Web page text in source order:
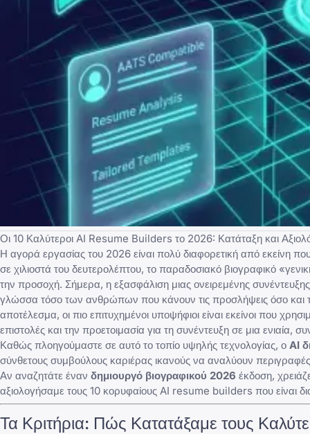
Οι 10 Καλύτεροι AI Resume Builders το 2026: Κατάταξη και
Η αγορά εργασίας του 2026 είναι πολύ διαφορετική από εκείνη
σε χιλιοστά του δευτερολέπτου, το παραδοσιακό βιογραφικό
την προσοχή. Σήμερα, η εξασφάλιση μιας ονειρεμένης
γλώσσα τόσο των ανθρώπων που κάνουν τις προσλήψεις όσο
αποτέλεσμα, οι πιο επιτυχημένοι υποψήφιοι είναι εκείνοι που
επιστολές και την προετοιμασία για τη συνέντευξη σε μια ενιαία,
Καθώς πλοηγούμαστε σε αυτό το τοπίο υψηλής τεχνολογίας, ο AI
σύνθετους συμβούλους καριέρας ικανούς να αναλύουν
Αν αναζητάτε έναν δημιουργό βιογραφικού 2026 έκδοση,
αξιολογήσαμε τους 10 κορυφαίους AI resume builders που είναι
Τα Κριτήρια: Πώς Κατατάξαμε τους